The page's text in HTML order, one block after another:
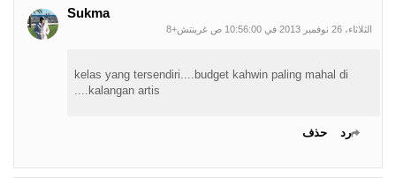
Sukma
الثلاثاء، 26 نوفمبر 2013 في 10:56:00 ص غرينتش+8
kelas yang tersendiri....budget kahwin paling mahal di
kalangan artis....
رد حذف